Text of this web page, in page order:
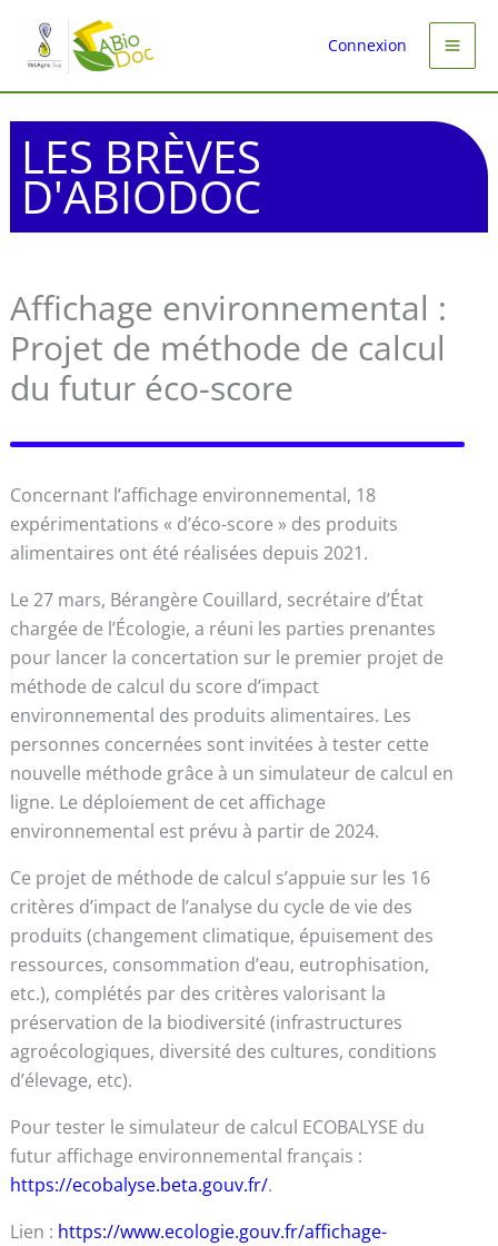
contenu
Connexion
LES BRÈVES
D'ABIODOC
Affichage environnemental :
Projet de méthode de calcul
du futur éco-score
Concernant l’affichage environnemental, 18
expérimentations « d’éco-score » des produits
alimentaires ont été réalisées depuis 2021.
Le 27 mars, Bérangère Couillard, secrétaire d’État
chargée de l’Écologie, a réuni les parties prenantes
pour lancer la concertation sur le premier projet de
méthode de calcul du score d’impact
environnemental des produits alimentaires. Les
personnes concernées sont invitées à tester cette
nouvelle méthode grâce à un simulateur de calcul en
ligne. Le déploiement de cet affichage
environnemental est prévu à partir de 2024.
Ce projet de méthode de calcul s’appuie sur les 16
critères d’impact de l’analyse du cycle de vie des
produits (changement climatique, épuisement des
ressources, consommation d’eau, eutrophisation,
etc.), complétés par des critères valorisant la
préservation de la biodiversité (infrastructures
agroécologiques, diversité des cultures, conditions
d’élevage, etc).
Pour tester le simulateur de calcul ECOBALYSE du
futur affichage environnemental français :
https://ecobalyse.beta.gouv.fr/.
Lien : https://www.ecologie.gouv.fr/affichage-